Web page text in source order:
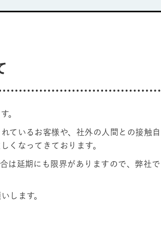
。
ているお客様や、社外の人間との接触
くなってきております。
は延期にも限界がありますので、弊社
します。